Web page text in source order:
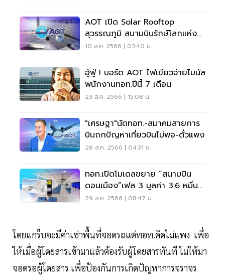
AOT เปิด Solar Rooftop
สุวรรณภูมิ สนามบินรักษ์โลกแห่ง
แรกในไทย
10 ส.ค. 2566 | 03:40 น.
อู้ฟู่ ! บอร์ด AOT ไฟเขียวจ่ายโบนัส
พนักงานทอท.ปีนี้ 7 เดือน
23 ส.ค. 2566 | 15:08 น.
"เศรษฐา"นัดทอท.-สมาคมสายการ
บินถกปัญหาเที่ยวบินไม่พอ-ตั๋วแพง
28 ส.ค. 2566 | 04:31 น.
ทอท.เปิดโมเดลขยาย “สนามบิน
ดอนเมือง”เฟส 3 มูลค่า 3.6 หมื่น
ล้าน รับ 50 ล้านคน
29 ส.ค. 2566 | 08:47 น.
โดยแกร็บจะมีค่าเช่าพื้นที่จอดรถแต่ทอท.คิดไม่แพง เพื่อ
ให้เมื่อผู้โดยสารเข้ามาแล้วต้องรับผู้โดยสารทันที ไม่ให้มา
จอดรอผู้โดยสาร เพื่อป้องกันการเกิดปัญหาการจราจร